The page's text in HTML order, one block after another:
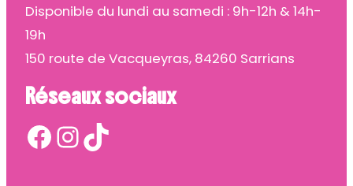
Disponible du lundi au samedi : 9h-12h & 14h-
19h
150 route de Vacqueyras, 84260 Sarrians
Réseaux sociaux
Facebook InstagramTikTok